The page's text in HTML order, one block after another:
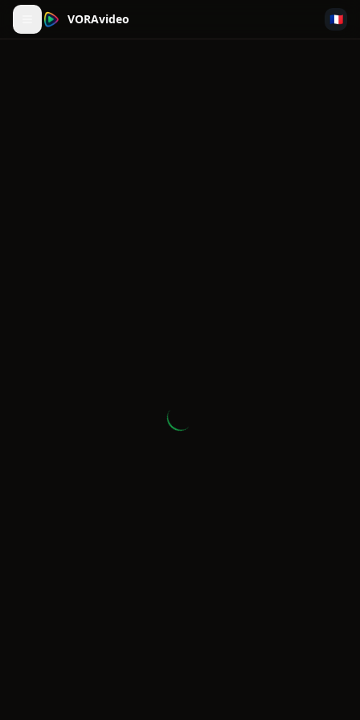
VORAvideo 🇫🇷